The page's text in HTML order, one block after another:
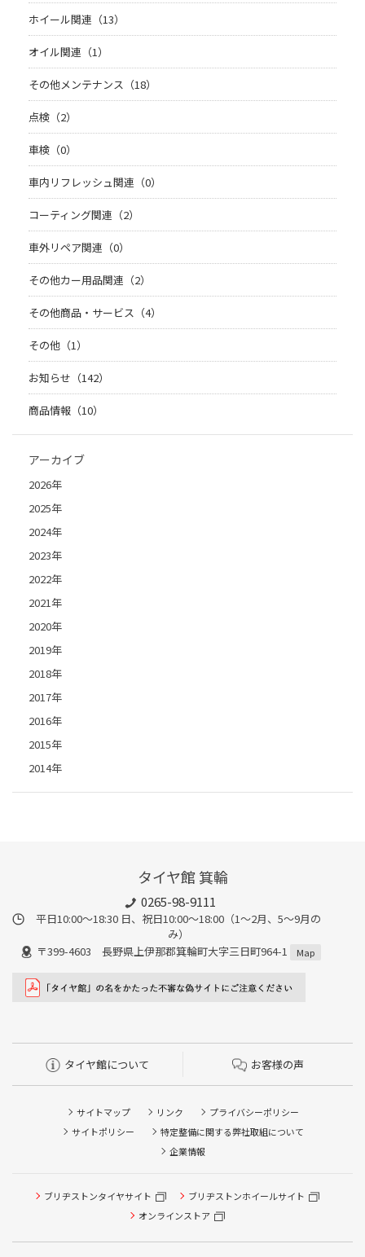
ホイール関連（13）
オイル関連（1）
その他メンテナンス（18）
点検（2）
車検（0）
車内リフレッシュ関連（0）
コーティング関連（2）
車外リペア関連（0）
その他カー用品関連（2）
その他商品・サービス（4）
その他（1）
お知らせ（142）
商品情報（10）
アーカイブ
2026年
2025年
2024年
2023年
2022年
2021年
2020年
2019年
2018年
2017年
2016年
2015年
2014年
タイヤ館 箕輪
0265-98-9111
平日10:00～18:30 日、祝日10:00～18:00（1～2月、5～9月の
み）
〒399-4603 長野県上伊那郡箕輪町大字三日町964-1
Map
タイヤ館について お客様の声
サイトマップ リンク
プライバシーポリシー
サイトポリシー
特定整備に関する弊社取組について
企業情報
ブリヂストンタイヤサイト
ブリヂストンホイールサイト
オンラインストア